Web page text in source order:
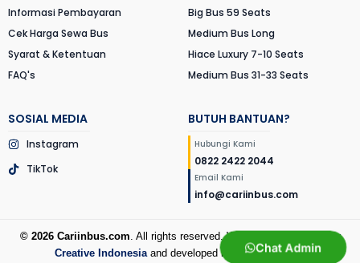
Informasi Pembayaran
Cek Harga Sewa Bus
Syarat & Ketentuan
FAQ's
Big Bus 59 Seats
Medium Bus Long
Hiace Luxury 7-10 Seats
Medium Bus 31-33 Seats
SOSIAL MEDIA
Instagram
TikTok
Chat Admin
BUTUH BANTUAN?
Hubungi Kami
0822 2422 2044
Email Kami
info@cariinbus.com
© 2026 Cariinbus.com. All rights reserved. Website created by
New
Creative Indonesiaand developed by Afitiya Rohim.